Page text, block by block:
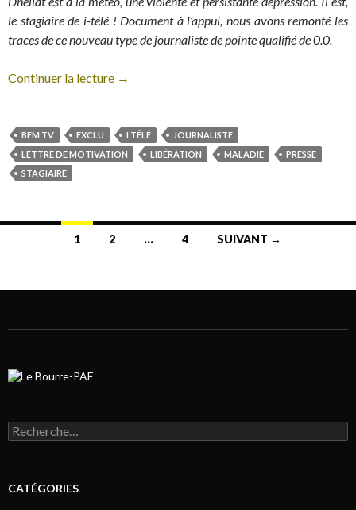
le stagiaire de i-télé ! Document à l’appui, nous avons remonté les
traces de ce nouveau type de journaliste de pointe qualifié de 0.0.
Continuer la lecture →
BFM TV EXCLU I TÉLÉ
JOURNALISTE
LETTRE DE MOTIVATION
LIBÉRATION MALADIE
PRESSE
STAGIAIRE
1 2 … 4 SUIVANT →
Rechercher :
CATÉGORIES